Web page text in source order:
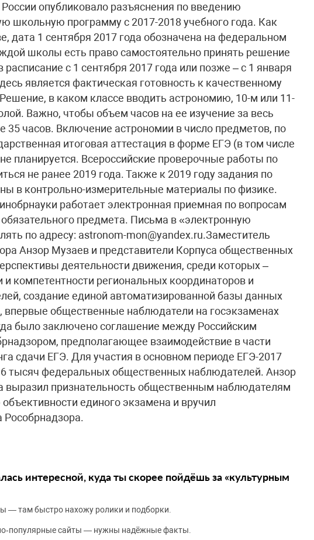
опубликовало разъяснения по введению
школьную программу с 2017-2018 учебного года. Как
дата 1 сентября 2017 года обозначена на федеральном
школы есть право самостоятельно принять решение
с 1 сентября 2017 года или позже – с 1 января
является фактическая готовность к качественному
в каком классе вводить астрономию, 10-м или 11-
Важно, чтобы объем часов на ее изучение за весь
35 часов. Включение астрономии в число предметов, по
итоговая аттестация в форме ЕГЭ (в том числе
планируется. Всероссийские проверочные работы по
не ранее 2019 года. Также к 2019 году задания по
в контрольно-измерительные материалы по физике.
работает электронная приемная по вопросам
предмета. Письма в «электронную
по адресу: astronom-mon@yandex.ru.Заместитель
Анзор Музаев и представители Корпуса общественных
деятельности движения, среди которых –
компетентности региональных координаторов и
создание единой автоматизированной базы данных
общественные наблюдатели на госэкзаменах
было заключено соглашение между Российским
предполагающее взаимодействие в части
сдачи ЕГЭ. Для участия в основном периоде ЕГЭ-2017
тысяч федеральных общественных наблюдателей. Анзор
выразил признательность общественным наблюдателям
единого экзамена и вручил
Рособрнадзора.
интересной, куда ты скорее пойдёшь за «культурным
— там быстро нахожу ролики и подборки.
сайты — нужны надёжные факты.